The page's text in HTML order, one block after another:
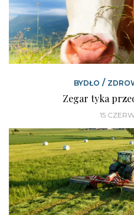
BYDŁO /
Zegar tyka
15